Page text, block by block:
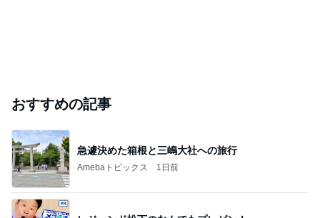
おすすめの記事
急遽決めた箱根と三嶋大社への旅行
Amebaトピックス 1日前